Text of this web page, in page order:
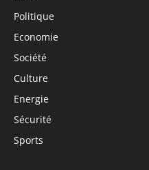
Politique
Economie
Société
Culture
Energie
Sécurité
Sports